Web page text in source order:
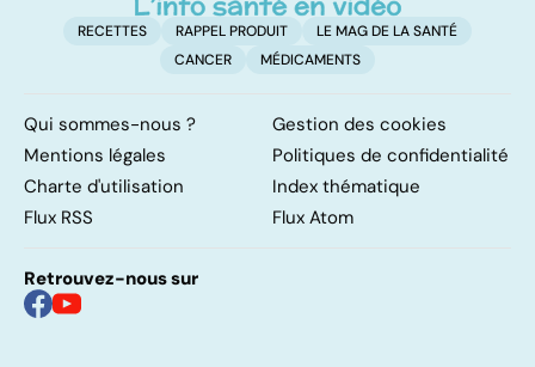
RECETTES RAPPEL PRODUIT
LE MAG DE LA SANTÉ
CANCER
MÉDICAMENTS
Qui sommes-nous ?
Gestion des cookies
Mentions légales
Politiques de confidentialité
Charte d'utilisation
Index thématique
Flux RSS
Flux Atom
Retrouvez-nous sur